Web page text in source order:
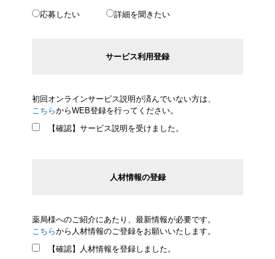
応募したい 詳細を聞きたい
サービス利用登録
初回オンラインサービス説明が済んでいない方は、
こちらからWEB登録を行ってください。
【確認】サービス説明を受けました。
人材情報の登録
薬局様へのご紹介にあたり、最新情報が必要です。
こちらから人材情報のご登録をお願いいたします。
【確認】人材情報を登録しました。